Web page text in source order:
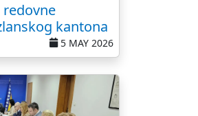
kantona
5 MAY 2026